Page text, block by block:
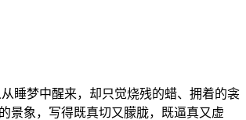
睡梦中醒来，却只觉烧残的蜡、拥着的衾
景象，写得既真切又朦胧，既逼真又虚